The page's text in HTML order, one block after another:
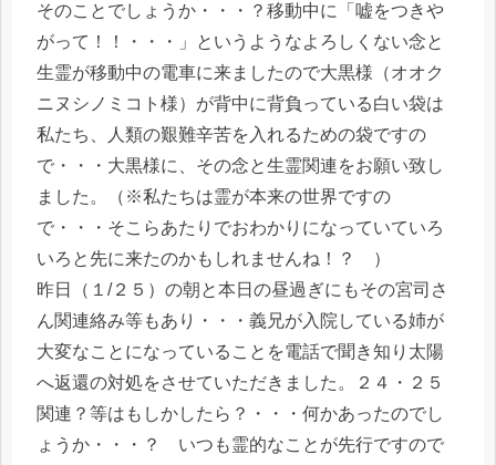
そのことでしょうか・・・？移動中に「嘘をつきや
がって！！・・・」というようなよろしくない念と
生霊が移動中の電車に来ましたので大黒様（オオク
ニヌシノミコト様）が背中に背負っている白い袋は
私たち、人類の艱難辛苦を入れるための袋ですの
で・・・大黒様に、その念と生霊関連をお願い致し
ました。（※私たちは霊が本来の世界ですの
で・・・そこらあたりでおわかりになっていていろ
いろと先に来たのかもしれませんね！？ ）
昨日（１/２５）の朝と本日の昼過ぎにもその宮司さ
ん関連絡み等もあり・・・義兄が入院している姉が
大変なことになっていることを電話で聞き知り太陽
へ返還の対処をさせていただきました。２４・２５
関連？等はもしかしたら？・・・何かあったのでし
ょうか・・・？ いつも霊的なことが先行ですので